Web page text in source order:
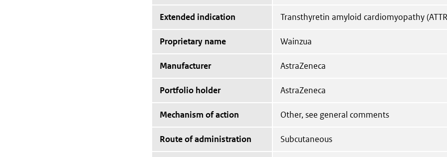
Extended indication Transthyretin amyloid cardiomyopathy
Proprietary name Wainzua
Manufacturer AstraZeneca
Portfolio holder AstraZeneca
Mechanism of action Other, see general comments
Route of administration Subcutaneous